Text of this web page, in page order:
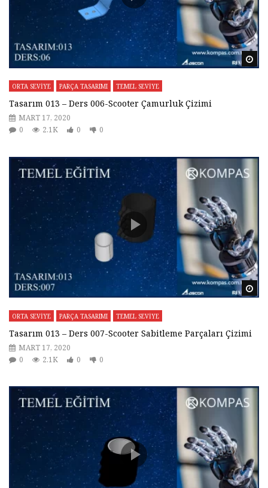
ORTA SEVİYE PARÇA TASARIMI TEMEL SEVİYE
Tasarım 013 – Ders 006-Scooter Çamurluk Çizimi
MART 17, 2020
0
2.1K 0 0
ORTA SEVİYE PARÇA TASARIMI TEMEL SEVİYE
Tasarım 013 – Ders 007-Scooter Sabitleme Parçaları Çizimi
MART 17, 2020
0
2.1K 0 0